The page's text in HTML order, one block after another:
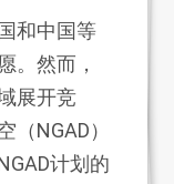
和中国等
。然而，
展开竞
NGAD）
计划的